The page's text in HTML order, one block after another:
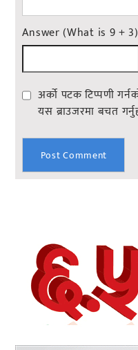
Answer (What is 9 + 3)
अर्को पटक टिप्पणी
यस ब्राउजरमा बचत